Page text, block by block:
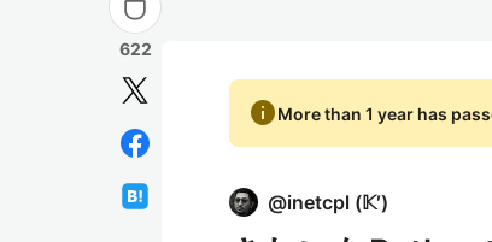
622
infoMore than 1 year has
@inetcpl (𝕂′)